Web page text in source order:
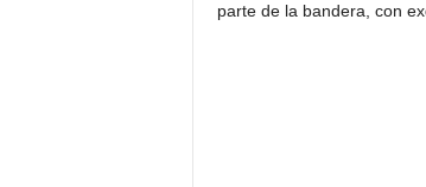
parte de la bandera, con